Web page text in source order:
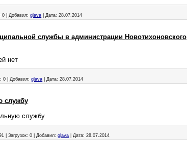
0 Добавил: glava Дата: 28.07.2014
службы в администрации Новотихоновского
нет
0 Добавил: glava Дата: 28.07.2014
службу
службу
|Загрузок: 0 Добавил: glava Дата: 28.07.2014